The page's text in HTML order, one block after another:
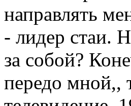
направлять
- лидер стаи.
за собой?
передо мной,,